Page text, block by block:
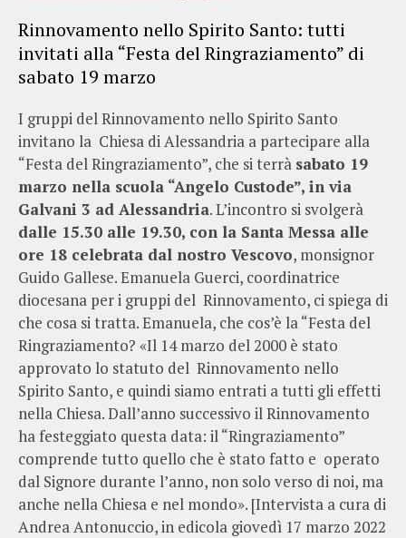
Rinnovamento nello Spirito Santo: tutti
invitati alla “Festa del Ringraziamento” di
sabato 19 marzo
I gruppi del Rinnovamento nello Spirito Santo
invitano la Chiesa di Alessandria a partecipare alla
“Festa del Ringraziamento”, che si terrà sabato 19
marzo nella scuola “Angelo Custode”, in via
Galvani 3 ad Alessandria. L’incontro si svolgerà
dalle 15.30 alle 19.30, con la Santa Messa alle
ore 18 celebrata dal nostro Vescovo, monsignor
Guido Gallese. Emanuela Guerci, coordinatrice
diocesana per i gruppi del Rinnovamento, ci spiega di
che cosa si tratta. Emanuela, che cos’è la “Festa del
Ringraziamento? «Il 14 marzo del 2000 è stato
approvato lo statuto del Rinnovamento nello
Spirito Santo, e quindi siamo entrati a tutti gli effetti
nella Chiesa. Dall’anno successivo il Rinnovamento
ha festeggiato questa data: il “Ringraziamento”
comprende tutto quello che è stato fatto e operato
dal Signore durante l’anno, non solo verso di noi, ma
anche nella Chiesa e nel mondo». [Intervista a cura di
Andrea Antonuccio, in edicola giovedì 17 marzo 2022